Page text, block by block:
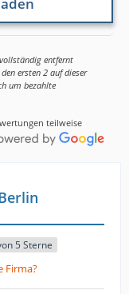
entfernt
ersten 2 auf dieser
um bezahlte
teilweise
5 Sterne
Firma?